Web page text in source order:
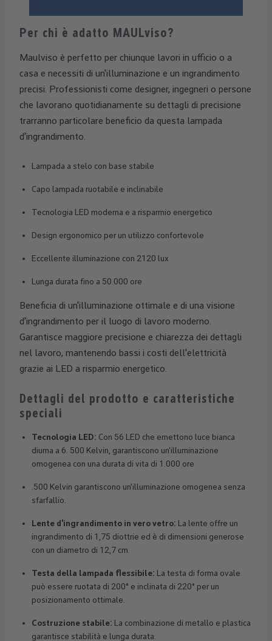
Per chi è adatto MAULviso?
Maulviso è perfetto per chiunque lavori in ufficio o a
casa e necessiti di un'illuminazione e un ingrandimento
precisi. Professionisti come designer, ingegneri o persone
che lavorano quotidianamente su dettagli di precisione
trarranno particolare beneficio da questa lampada
d'ingrandimento.
Lampada a stelo con base stabile
Capo lampada ruotabile e inclinabile
Tecnologia LED moderna e a risparmio energetico
Design ergonomico per un utilizzo confortevole
Eccellente illuminazione con 2120 lux
Lunga durata fino a 50.000 ore
Beneficia di un'illuminazione ottimale e di una visione
d'ingrandimento per il luogo di lavoro moderno.
Garantisce maggiore precisione e chiarezza dei dettagli
nel lavoro, mantenendo bassi i costi dell'elettricità
grazie ai LED a risparmio energetico.
Dettagli del prodotto e caratteristiche
speciali
Tecnologia LED: Con 56 LED che emettono luce bianca
diurna a 6. 500 Kelvin, garantiscono un'illuminazione
omogenea con una durata di vita di 1.000 ore
.500 Kelvin garantiscono un'illuminazione omogenea senza
sfarfallio.
Lente d'ingrandimento in vero vetro: La lente offre un
ingrandimento di 1,75 diottrie ed è di dimensioni generose
con un diametro di 12,7 cm.
Testa della lampada flessibile: La testa di forma ovale
può essere ruotata di 200° e inclinata di 220° per un
posizionamento ottimale.
Costruzione stabile: La combinazione di metallo e plastica
garantisce stabilità e lunga durata.